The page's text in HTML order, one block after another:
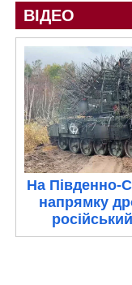
ВІДЕО
На Південно-
напрямку